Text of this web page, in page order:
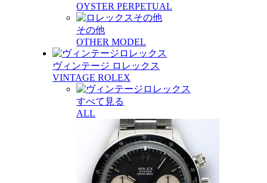
OYSTER PERPETUAL
その他
OTHER MODEL
ヴィンテージ ロレックス
VINTAGE ROLEX
すべて見る
ALL